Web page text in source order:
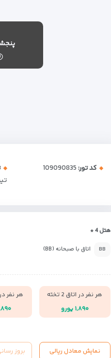
پنجشنبه
کد تور:109090835
هتل 4 *
BB اتاق با صبحانه (BB)
هر نفر در اتاق 2 تخته
۱,۸۹۰ یورو
هر نفر در
۲,۸۹۰
نمایش معادل ریالی بروز